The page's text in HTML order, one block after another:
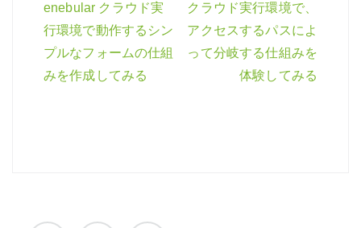
enebular クラウド実
行環境で動作するシン
プルなフォームの仕組
みを作成してみる
クラウド実行環境で、
アクセスするパスによ
って分岐する仕組みを
体験してみる